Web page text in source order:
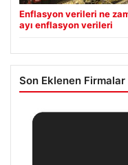
Enflasyon verileri ne
ayı enflasyon verileri
Son Eklenen Firmalar